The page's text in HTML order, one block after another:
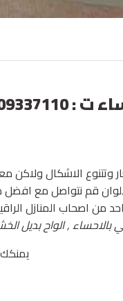
وتتنوع الاشكال ولاكن
قم نتواصل مع
من اصحاب المنازل
يمنكك